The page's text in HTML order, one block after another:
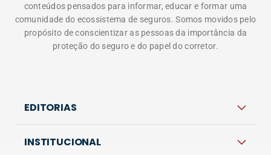
conteúdos pensados para informar, educar e formar uma
comunidade do ecossistema de seguros. Somos movidos pelo
propósito de conscientizar as pessoas da importância da
proteção do seguro e do papel do corretor.
EDITORIAS
INSTITUCIONAL